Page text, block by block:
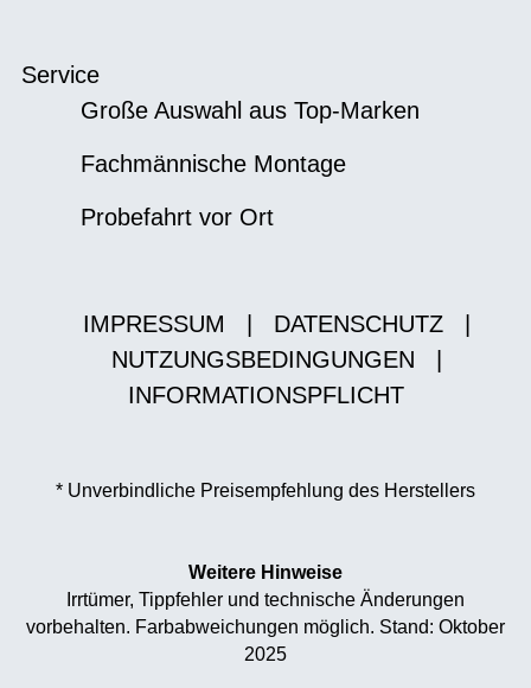
Service
Große Auswahl aus Top-Marken
Fachmännische Montage
Probefahrt vor Ort
IMPRESSUM DATENSCHUTZ
NUTZUNGSBEDINGUNGEN
INFORMATIONSPFLICHT
* Unverbindliche Preisempfehlung des Herstellers
Weitere Hinweise
Irrtümer, Tippfehler und technische Änderungen
vorbehalten. Farbabweichungen möglich. Stand: Oktober
2025